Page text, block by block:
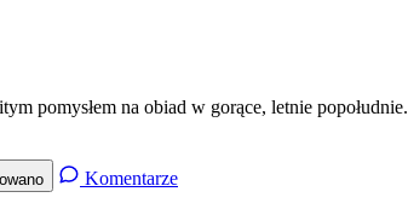
pomysłem na obiad w gorące, letnie popołudnie.
Komentarze